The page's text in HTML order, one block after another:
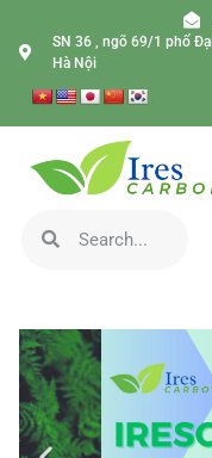
SN 36 , ngõ 69/1 phố
Hà Nội